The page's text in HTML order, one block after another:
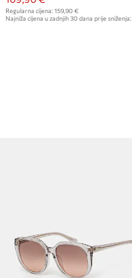
Regularna cijena:159,90 €
Najniža cijena u zadnjih 30 dana prije sniženja: